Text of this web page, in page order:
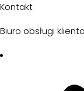
Kontakt
Biuro obsługi klienta